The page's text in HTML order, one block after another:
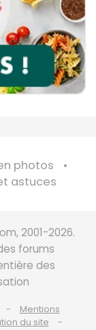
photos
astuces
2001-2026.
forums
des
Mentions
du site